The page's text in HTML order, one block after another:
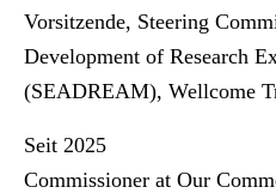
Vorsitzende, Steering
Development of Research
(SEADREAM), Wellcome
Seit 2025
Commissioner at Our